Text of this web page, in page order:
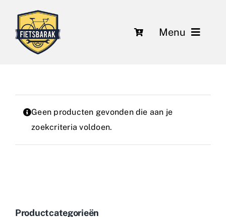
inhoud
Menu
Over ons
Leasing
Geen producten gevonden die aan je
zoekcriteria voldoen.
Productcategorieën